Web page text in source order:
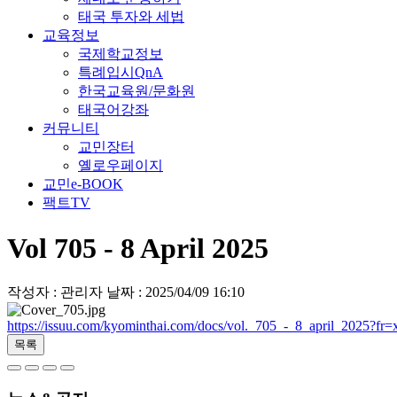
태국 투자와 세법
교육정보
국제학교정보
특례입시QnA
한국교육원/문화원
태국어강좌
커뮤니티
교민장터
옐로우페이지
교민e-BOOK
팩트TV
Vol 705 - 8 April 2025
작성자 : 관리자 날짜 : 2025/04/09 16:10
https://issuu.com/kyominthai.com/docs/vol._705_-
목록